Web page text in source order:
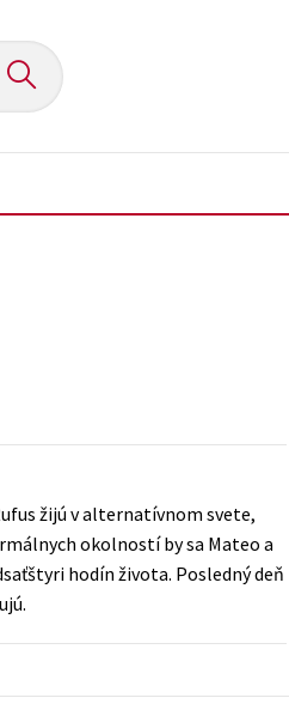
žijú v alternatívnom svete,
okolností by sa Mateo a
hodín života. Posledný deň